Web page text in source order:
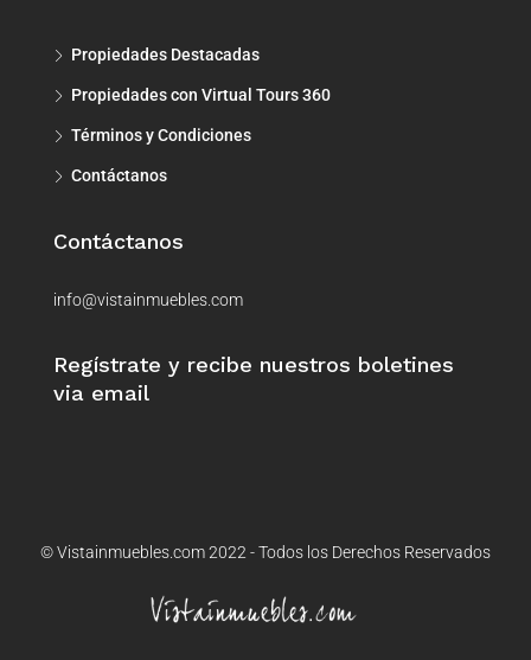
Propiedades Destacadas
Propiedades con Virtual Tours 360
Términos y Condiciones
Contáctanos
Contáctanos
info@vistainmuebles.com
Regístrate y recibe nuestros boletines
via email
© Vistainmuebles.com 2022 - Todos los Derechos Reservados